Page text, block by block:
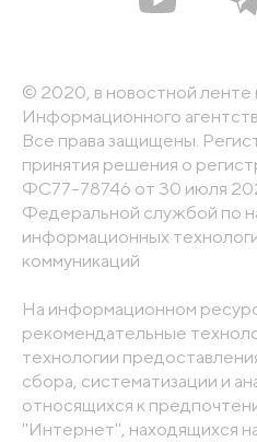
© 2020, в новостной ленте
Информационного
Все права защищены.
принятия решения о
ФС77-78746 от 30 июля
Федеральной службой по
информационных
коммуникаций
На информационном
рекомендательные
технологии
сбора, систематизации и
относящихся к
"Интернет", находящихся